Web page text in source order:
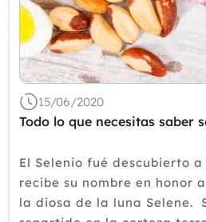
15/06/2020
Todo lo que necesitas saber
El Selenio fué descubierto
recibe su nombre en honor
la diosa de la luna Selene.